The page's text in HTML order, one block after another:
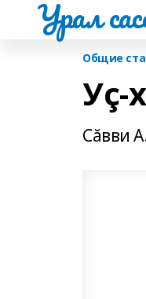
Урал
Общие
Уç-
Сăвви